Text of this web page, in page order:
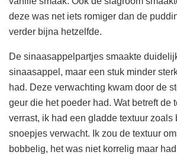
deze was net iets romiger dan de
verder bijna hetzelfde.
De sinaasappelpartjes smaakte
sinaasappel, maar een stuk minder
had. Deze verwachting kwam door de
geur die het poeder had. Wat betreft de
verrast, ik had een gladde textuur zoals
snoepjes verwacht. Ik zou de textuur
bobbelig, het was niet korrelig maar